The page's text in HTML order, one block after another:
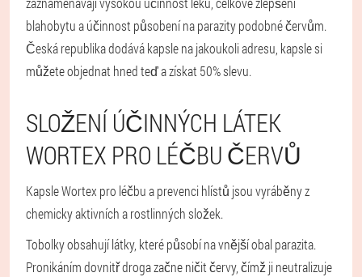
blahobytu a účinnost působení na parazity podobné červům.
Česká republika dodává kapsle na jakoukoli adresu, kapsle si
můžete objednat hned teď a získat 50% slevu.
SLOŽENÍ ÚČINNÝCH LÁTEK
WORTEX PRO LÉČBU ČERVŮ
Kapsle Wortex pro léčbu a prevenci hlístů jsou vyráběny z
chemicky aktivních a rostlinných složek.
Tobolky obsahují látky, které působí na vnější obal parazita.
Pronikáním dovnitř droga začne ničit červy, čímž ji neutralizuje